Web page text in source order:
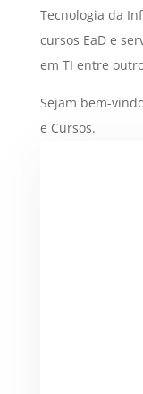
Tecnologia da
cursos EaD e
em TI entre
Sejam bem-
e Cursos.